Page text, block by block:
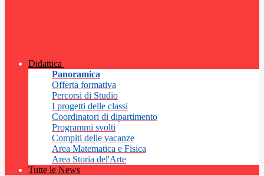
Didattica
Panoramica
Offerta formativa
Percorsi di Studio
I progetti delle classi
Coordinatori di dipartimento
Programmi svolti
Compiti delle vacanze
Area Matematica e Fisica
Area Storia del'Arte
Tutte le News